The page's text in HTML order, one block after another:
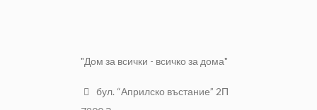
"Дом за всички - всичко за дома"
бул. “Априлско въстание” 2П